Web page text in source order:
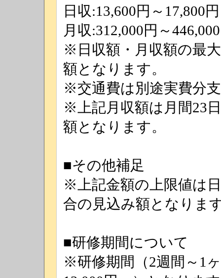
日収:13,600円～17,800円
月収:312,000円～
※日収額・月収額の最
額となります。
※交通費は別途実費分
※上記月収額は月間23
額となります。
■その他補足
※上記金額の上限値は
合の見込み額となりま
■研修期間について
※研修期間（2週間～1